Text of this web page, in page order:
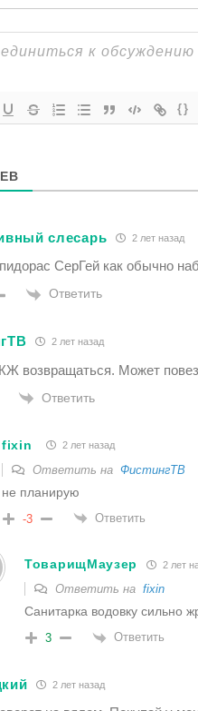
{}
слесарь 2 лет назад
СерГей как обычно
Ответить
2 лет назад
возвращаться. Может
Ответить
fixin 2 лет назад
Ответить на ФистингТВ
не планирую
-3 Ответить
ТоварищМаузер 2 лет
Ответить на fixin
Санитарка водовку сильно
3 Ответить
2 лет назад